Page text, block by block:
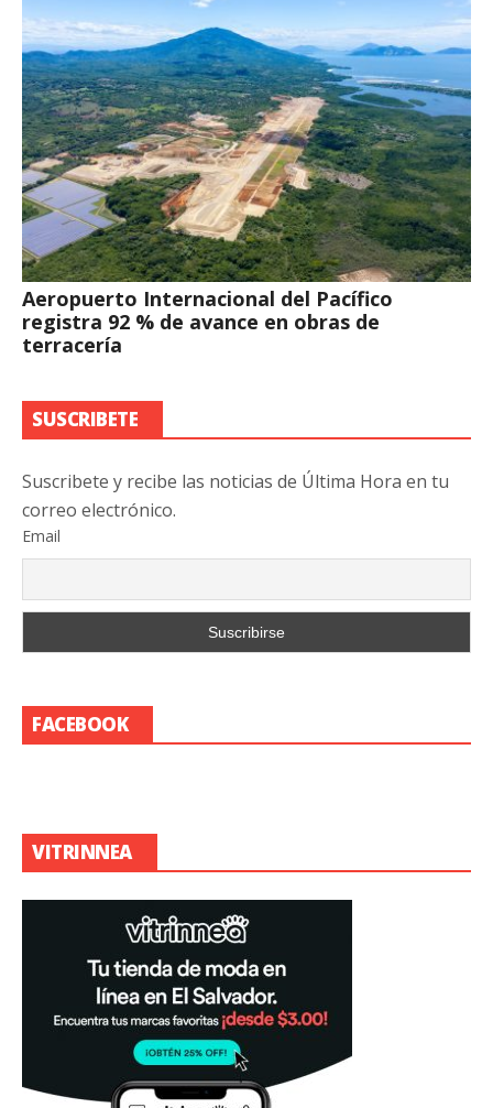
Aeropuerto Internacional del Pacífico
registra 92 % de avance en obras de
terracería
SUSCRIBETE
Suscribete y recibe las noticias de Última Hora en tu
correo electrónico.
Email
FACEBOOK
VITRINNEA